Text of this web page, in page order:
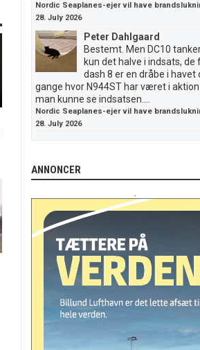
Nordic Seaplanes-ejer vil have
28. July 2026
Peter Dahlgaard
Bestemt. Men DC10
kun det halve i indsats, de
dash 8 er en dråbe i havet
gange hvor N944ST har været i
man kunne se indsatsen....
Nordic Seaplanes-ejer vil have
28. July 2026
ANNONCER